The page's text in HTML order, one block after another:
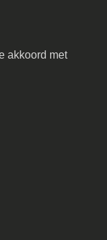
akkoord met